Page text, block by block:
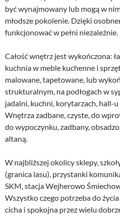
być wynajmowany lub mogą w
młodsze pokolenie. Dzięki
funkcjonować w pełni niezależnie.
Całość wnętrz jest wykończona:
kuchnia w meble kuchenne i
malowane, tapetowane, lub
strukturalnym, na podłogach w
jadalni, kuchni, korytarzach, hall-
Wnętrza zadbane, czyste, do
do wypoczynku, zadbany,
altaną.
W najbliższej okolicy sklepy,
(granica lasu), przystanki
SKM, stacja Wejherowo
Wszystko czego potrzeba do
cicha i spokojna przez wielu